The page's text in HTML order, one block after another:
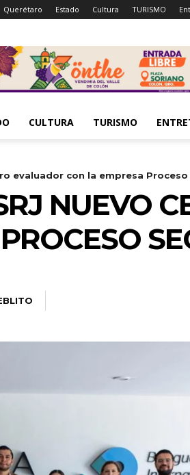
Querétaro Estado Cultura TURISMO
CULTURA TURISMO
evaluador con la empresa Proceso
NUEVO